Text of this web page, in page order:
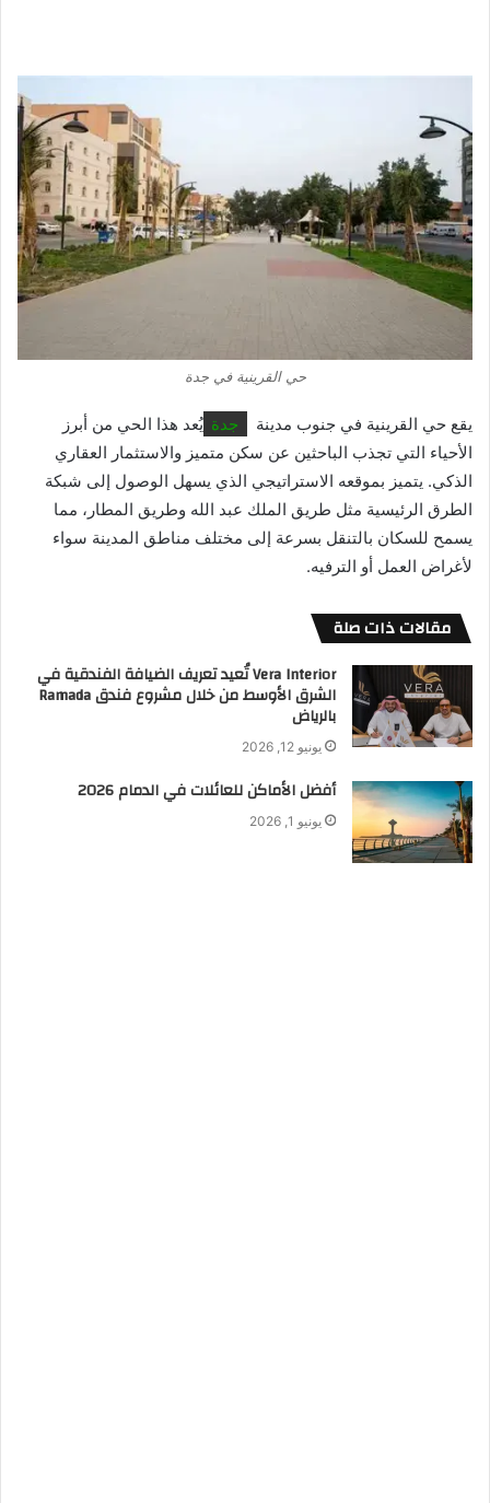
حي القرينية في جدة
يقع حي القرينية في جنوب مدينة جدة يُعد هذا الحي من أبرز
الأحياء التي تجذب الباحثين عن سكن متميز والاستثمار العقاري
الذكي. يتميز بموقعه الاستراتيجي الذي يسهل الوصول إلى شبكة
الطرق الرئيسية مثل طريق الملك عبد الله وطريق المطار، مما
يسمح للسكان بالتنقل بسرعة إلى مختلف مناطق المدينة سواء
لأغراض العمل أو الترفيه.
مقالات ذات صلة
Vera Interior تُعيد تعريف الضيافة الفندقية في
الشرق الأوسط من خلال مشروع فندق Ramada
بالرياض
يونيو 12, 2026
أفضل الأماكن للعائلات في الدمام 2026
يونيو 1, 2026